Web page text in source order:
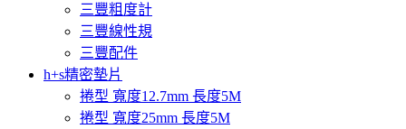
三豐粗度計
三豐線性規
三豐配件
h+s精密墊片
捲型 寬度12.7mm 長度5M
捲型 寬度25mm 長度5M